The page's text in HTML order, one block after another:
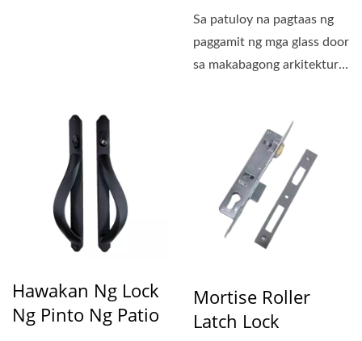
Sa patuloy na pagtaas ng
paggamit ng mga glass door
sa makabagong arkitektura,
Hawakan Ng Lock
Ng Pinto Ng Patio
Mortise Roller
Latch Lock